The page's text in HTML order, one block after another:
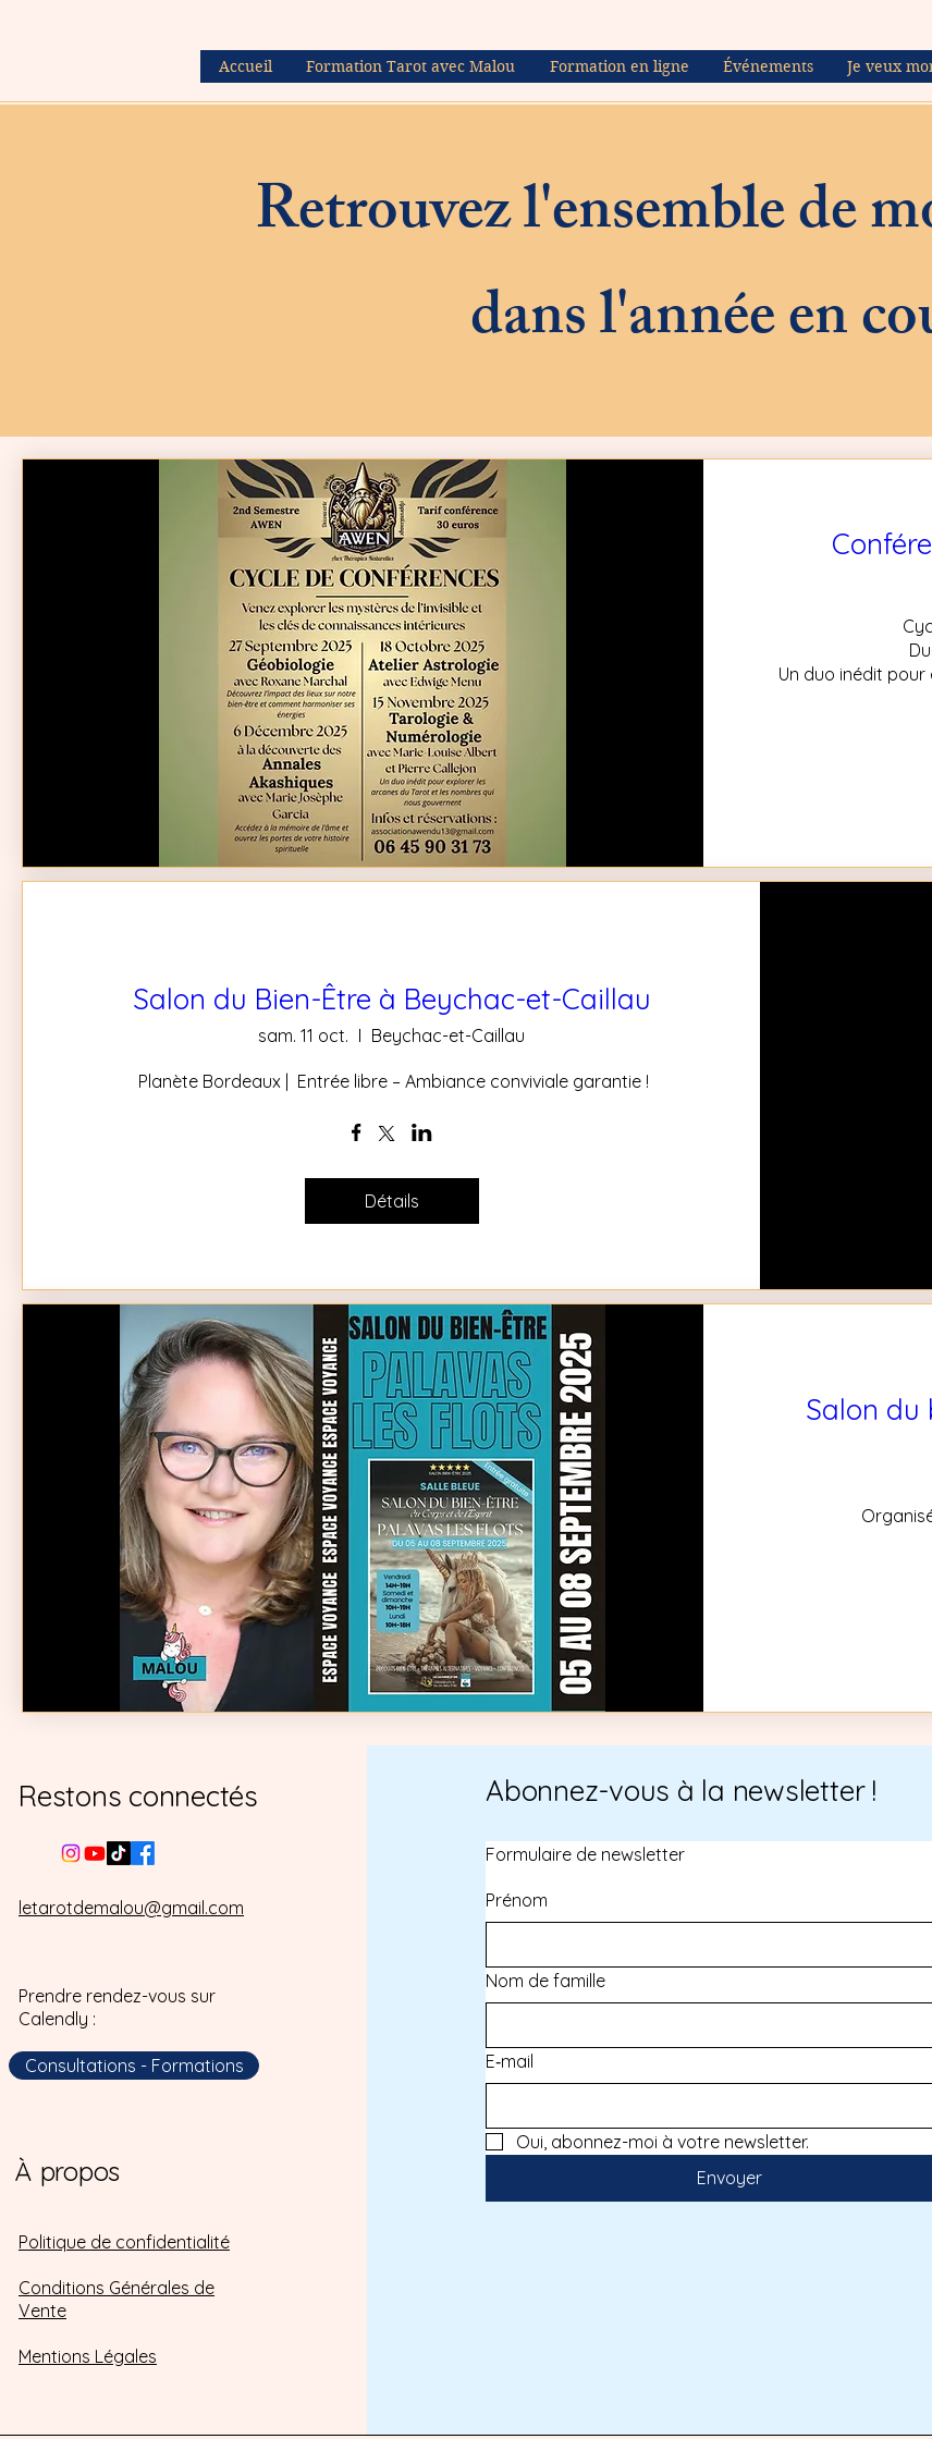
Accueil Formation Tarot avec Malou Formation en ligne Événements Je veux
Retrouvez l'ensemble de
dans l'année en
Un duo inédit
Salon du Bien-Être à Beychac-et-Caillau
sam. 11 oct. Beychac-et-Caillau
Planète Bordeaux |  Entrée libre – Ambiance conviviale garantie !
Détails
Salon du
Restons connectés
letarotdemalou@gmail.com
Prendre rendez-vous sur
Calendly :
Consultations - Formations
À propos
Politique de confidentialité
Conditions Générales de
Vente
Mentions Légales
Abonnez-vous à la newsletter !
Formulaire de newsletter
Prénom
Nom de famille
E‑mail
Oui, abonnez-moi à votre newsletter.
Envoyer